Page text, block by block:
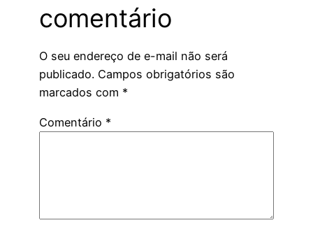
comentário
O seu endereço de e-mail não será
publicado. Campos obrigatórios são
marcados com *
Comentário *